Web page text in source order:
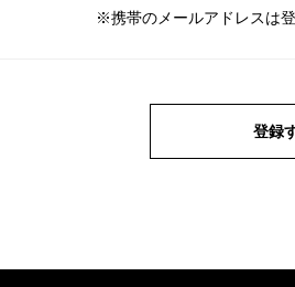
※携帯のメールアドレスは登
登録